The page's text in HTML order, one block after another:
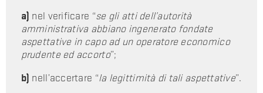
a) nel verificare “se gli atti dell’autorità
amministrativa abbiano ingenerato fondate
aspettative in capo ad un operatore economico
prudente ed accorto”;
b) nell’accertare “la legittimità di tali aspettative”.